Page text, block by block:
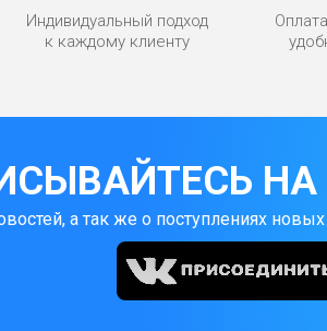
Индивидуальный подход
к каждому клиенту
а так же о поступлениях